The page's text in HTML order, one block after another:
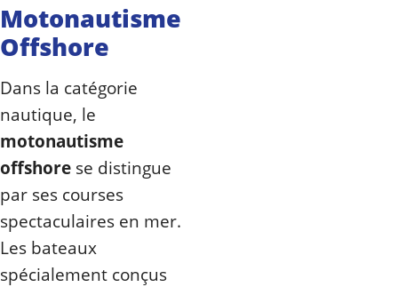
Motonautisme
Offshore
Dans la catégorie
nautique, le
motonautisme
offshore se distingue
par ses courses
spectaculaires en mer.
Les bateaux
spécialement conçus